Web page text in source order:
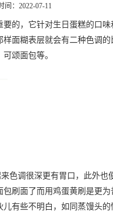
间：2022-07-11
要的，它针对生日蛋糕的口
面糊表层就会有二种色调
颂面包等。
调很深更有胃口，此外也
刷面了而用鸡蛋黄刷是更
有些不明白，如同蒸馒头